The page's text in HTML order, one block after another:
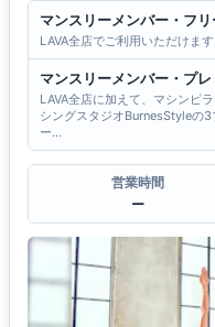
マンスリーメンバー・フリ
LAVA全店でご利用いただけます
マンスリーメンバー・プ
LAVA全店に加えて、マシンピ
シングスタジオBurnesStyleの
ー…
営業時間
ー